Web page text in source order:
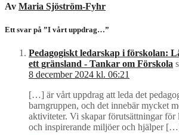
Av Maria Sjöström-Fyhr
Ett svar på ”I vårt uppdrag…”
Pedagogiskt ledarskap i förskolan:
ett gränsland - Tankar om Förskola
8 december 2024 kl. 06:21
[…] är vårt uppdrag att leda det
barngruppen, och det innebär mycket
aktiviteter. Vi skapar förutsättningar för
och inspirerande miljöer och hjälper